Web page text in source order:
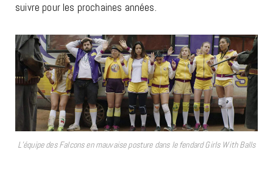
suivre pour les prochaines années.
L’équipe des Falcons en mauvaise posture dans le fendard Girls With Balls